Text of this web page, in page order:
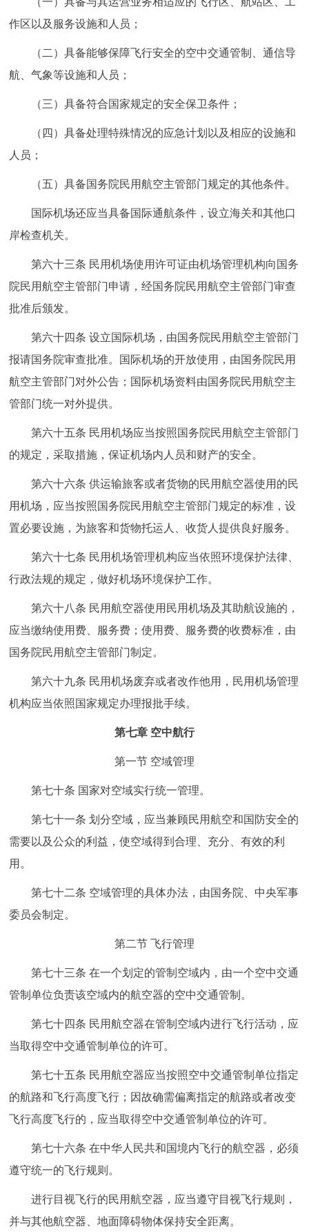
作区以及服务设施和人员；
（二）具备能够保障飞行安全的空中交通管制、通信导
航、气象等设施和人员；
（三）具备符合国家规定的安全保卫条件；
（四）具备处理特殊情况的应急计划以及相应的设施和
人员；
（五）具备国务院民用航空主管部门规定的其他条件。
国际机场还应当具备国际通航条件，设立海关和其他口
岸检查机关。
第六十三条 民用机场使用许可证由机场管理机构向国务
院民用航空主管部门申请，经国务院民用航空主管部门审查
批准后颁发。
第六十四条 设立国际机场，由国务院民用航空主管部门
报请国务院审查批准。国际机场的开放使用，由国务院民用
航空主管部门对外公告；国际机场资料由国务院民用航空主
管部门统一对外提供。
第六十五条 民用机场应当按照国务院民用航空主管部门
的规定，采取措施，保证机场内人员和财产的安全。
第六十六条 供运输旅客或者货物的民用航空器使用的民
用机场，应当按照国务院民用航空主管部门规定的标准，设
置必要设施，为旅客和货物托运人、收货人提供良好服务。
第六十七条 民用机场管理机构应当依照环境保护法律、
行政法规的规定，做好机场环境保护工作。
第六十八条 民用航空器使用民用机场及其助航设施的，
应当缴纳使用费、服务费；使用费、服务费的收费标准，由
国务院民用航空主管部门制定。
第六十九条 民用机场废弃或者改作他用，民用机场管理
机构应当依照国家规定办理报批手续。
第七章 空中航行
第一节 空域管理
第七十条 国家对空域实行统一管理。
第七十一条 划分空域，应当兼顾民用航空和国防安全的
需要以及公众的利益，使空域得到合理、充分、有效的利
用。
第七十二条 空域管理的具体办法，由国务院、中央军事
委员会制定。
第二节 飞行管理
第七十三条 在一个划定的管制空域内，由一个空中交通
管制单位负责该空域内的航空器的空中交通管制。
第七十四条 民用航空器在管制空域内进行飞行活动，应
当取得空中交通管制单位的许可。
第七十五条 民用航空器应当按照空中交通管制单位指定
的航路和飞行高度飞行；因故确需偏离指定的航路或者改变
飞行高度飞行的，应当取得空中交通管制单位的许可。
第七十六条 在中华人民共和国境内飞行的航空器，必须
遵守统一的飞行规则。
进行目视飞行的民用航空器，应当遵守目视飞行规则，
并与其他航空器、地面障碍物体保持安全距离。